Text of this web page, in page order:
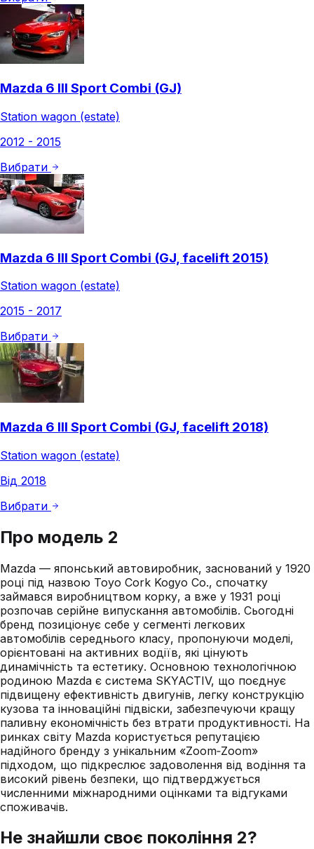
Mazda 6 III Sport Combi (GJ)
Station wagon (estate)
2012 - 2015
Вибрати
Mazda 6 III Sport Combi (GJ, facelift 2015)
Station wagon (estate)
2015 - 2017
Вибрати
Mazda 6 III Sport Combi (GJ, facelift 2018)
Station wagon (estate)
Від 2018
Вибрати
Про модель 2
Mazda — японський автовиробник, заснований у 1920
році під назвою Toyo Cork Kogyo Co., спочатку
займався виробництвом корку, а вже у 1931 році
розпочав серійне випускання автомобілів. Сьогодні
бренд позиціонує себе у сегменті легкових
автомобілів середнього класу, пропонуючи моделі,
орієнтовані на активних водіїв, які цінують
динамічність та естетику. Основною технологічною
родиною Mazda є система SKYACTIV, що поєднує
підвищену ефективність двигунів, легку конструкцію
кузова та інноваційні підвіски, забезпечуючи кращу
паливну економічність без втрати продуктивності. На
ринках світу Mazda користується репутацією
надійного бренду з унікальним «Zoom‑Zoom»
підходом, що підкреслює задоволення від водіння та
високий рівень безпеки, що підтверджується
численними міжнародними оцінками та відгуками
споживачів.
Не знайшли своє покоління 2?